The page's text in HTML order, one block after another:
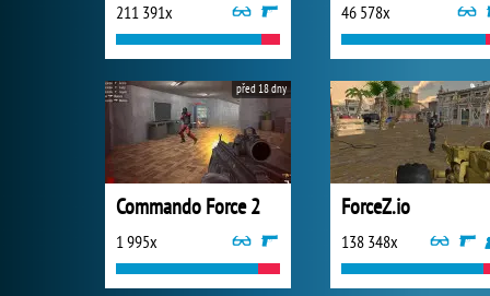
211 391x 46 578x
Commando Force 2
1 995x
před 18 dny
ForceZ.io
138 348x